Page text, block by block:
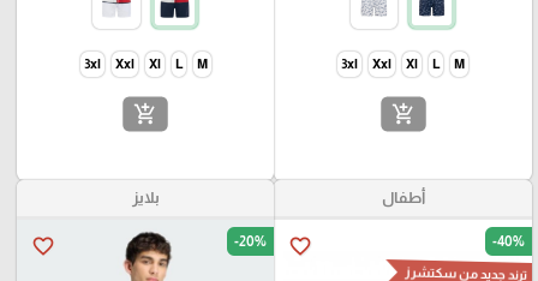
M
L
Xl
Xxl
3xl
add_shopping_cart
M
L
Xl
Xxl
3xl
add_shopping_cart
أطفال
favorite_border -40%
ترند جديد من سكتشرز
بلايز
favorite_border -20%